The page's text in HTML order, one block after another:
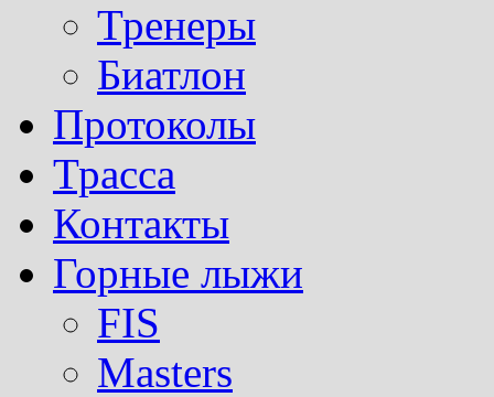
Тренеры
Биатлон
Протоколы
Трасса
Контакты
Горные лыжи
FIS
Masters